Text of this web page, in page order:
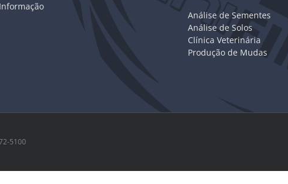
Análise de Sementes
Análise de Solos
Clínica Veterinária
Produção de Mudas
5100